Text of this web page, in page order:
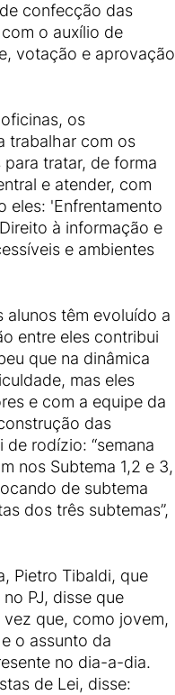
confecção das
o auxílio de
votação e aprovação
os
trabalhar com os
tratar, de forma
e atender, com
eles: 'Enfrentamento
à informação e
e ambientes
alunos têm evoluído a
entre eles contribui
que na dinâmica
mas eles
e com a equipe da
das
rodízio: “semana
nos Subtema 1,2 e 3,
de subtema
dos três subtemas”,
Pietro Tibaldi, que
PJ, disse que
que, como jovem,
o assunto da
no dia-a-dia.
de Lei, disse: